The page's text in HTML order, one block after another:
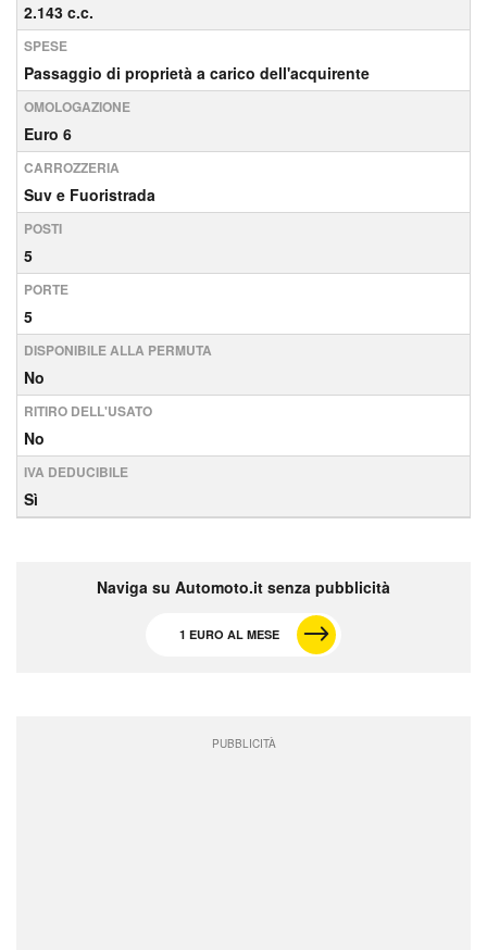
2.143 c.c.
SPESE
Passaggio di proprietà a carico dell'acquirente
OMOLOGAZIONE
Euro 6
CARROZZERIA
Suv e Fuoristrada
POSTI
5
PORTE
5
DISPONIBILE ALLA PERMUTA
No
RITIRO DELL'USATO
No
IVA DEDUCIBILE
Sì
Naviga su Automoto.it senza pubblicità
1 EURO AL MESE
PUBBLICITÀ